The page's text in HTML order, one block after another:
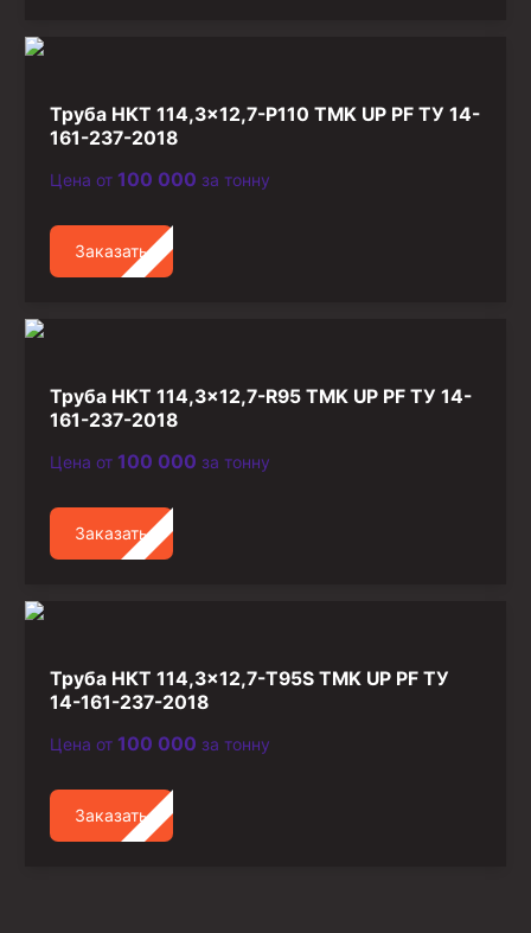
Труба НКТ 114,3×12,7-P110 TMK UP PF ТУ 14-
161-237-2018
Цена от 100 000 за тонну
Заказать
Труба НКТ 114,3×12,7-R95 TMK UP PF ТУ 14-
161-237-2018
Цена от 100 000 за тонну
Заказать
Труба НКТ 114,3×12,7-T95S TMK UP PF ТУ
14-161-237-2018
Цена от 100 000 за тонну
Заказать